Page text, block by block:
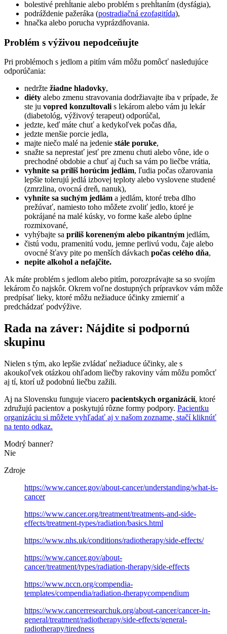
bolestivé prehĺtanie alebo problém s prehĺtaním (dysfágia),
podráždenie pažeráka (postradiačná ezofagitída),
hnačka alebo porucha vyprázdňovania.
Problém s výživou nepodceňujte
Pri problémoch s jedlom a pitím vám môžu pomôcť nasledujúce
odporúčania:
nedržte žiadne hladovky,
diéty alebo zmenu stravovania dodržiavajte iba v prípade, že
ste ju vopred konzultovali s lekárom alebo vám ju lekár
(diabetológ, výživový terapeut) odporúčal,
jedzte, keď máte chuť a kedykoľvek počas dňa,
jedzte menšie porcie jedla,
majte niečo malé na jedenie stále poruke,
snažte sa neprestať jesť pre zmenu chuti alebo vône, ide o
prechodné obdobie a chuť aj čuch sa vám po liečbe vrátia,
vyhnite sa príliš horúcim jedlám, ľudia počas ožarovania
lepšie tolerujú jedlá izbovej teploty alebo vyslovene studené
(zmrzlina, ovocná dreň, nanuk),
vyhnite sa suchým jedlám a jedlám, ktoré treba dlho
prežúvať, namiesto toho môžete zvoliť jedlo, ktoré je
pokrájané na malé kúsky, vo forme kaše alebo úplne
rozmixované,
vyhýbajte sa príliš koreneným alebo pikantným jedlám,
čistú vodu, pramenitú vodu, jemne perlivú vodu, čaje alebo
ovocné šťavy pite po menších dávkach počas celého dňa,
nepite alkohol a nefajčite.
Ak máte problém s jedlom alebo pitím, porozprávajte sa so svojím
lekárom čo najskôr. Okrem voľne dostupných prípravkov vám môže
predpísať lieky, ktoré môžu nežiaduce účinky zmierniť a
predchádzať podvýžive.
Rada na záver: Nájdite si podpornú
skupinu
Nielen s tým, ako lepšie zvládať nežiaduce účinky, ale s
akoukoľvek otázkou ohľadom liečby rakoviny vám môžu pomôcť
aj tí, ktorí už podobnú liečbu zažili.
Aj na Slovensku funguje viacero pacientskych organizácií, ktoré
združujú pacientov a poskytujú rôzne formy podpory. Pacientku
organizáciu si môžete vyhľadať aj v našom zozname, stačí kliknúť
na tento odkaz.
Modrý banner?
Nie
Zdroje
https://www.cancer.gov/about-cancer/understanding/what-is-
cancer
https://www.cancer.org/treatment/treatments-and-side-
effects/treatment-types/radiation/basics.html
https://www.nhs.uk/conditions/radiotherapy/side-effects/
https://www.cancer.gov/about-
cancer/treatment/types/radiation-therapy/side-effects
https://www.nccn.org/compendia-
templates/compendia/radiation-therapycompendium
https://www.cancerresearchuk.org/about-cancer/cancer-in-
general/treatment/radiotherapy/side-effects/general-
radiotherapy/tiredness